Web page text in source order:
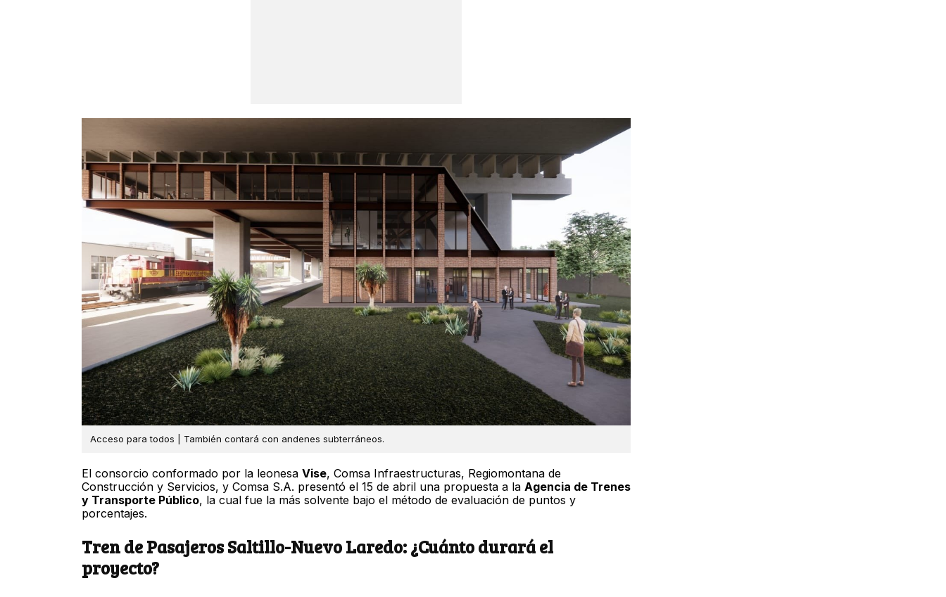
Acceso para todos | También contará con andenes subterráneos.
El consorcio conformado por la leonesa Vise, Comsa Infraestructuras, Regiomontana de
Construcción y Servicios, y Comsa S.A. presentó el 15 de abril una propuesta a la Agencia de Trenes
y Transporte Público, la cual fue la más solvente bajo el método de evaluación de puntos y
porcentajes.
Tren de Pasajeros Saltillo-Nuevo Laredo: ¿Cuánto durará el
proyecto?